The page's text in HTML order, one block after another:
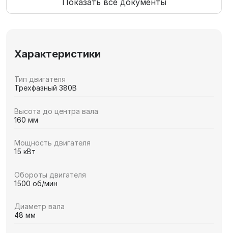
Показать все документы
Характеристики
Тип двигателя
Трехфазный 380В
Высота до центра вала
160 мм
Мощность двигателя
15 кВт
Обороты двигателя
1500 об/мин
Диаметр вала
48 мм